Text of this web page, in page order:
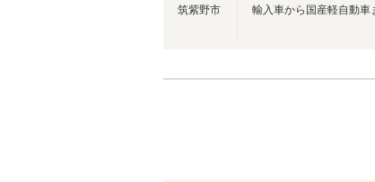
筑紫野市